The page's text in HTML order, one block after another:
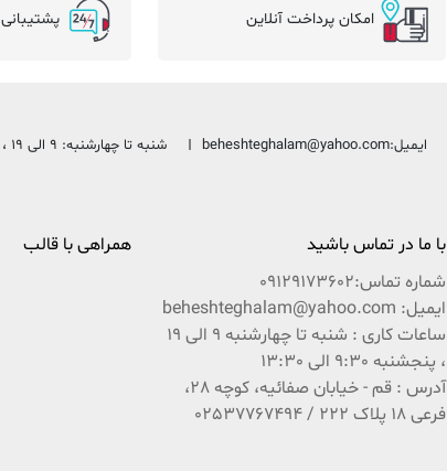
امکان پرداخت آنلاین پشتیبانی 9 الی 21
ایمیل:beheshteghalam@yahoo.com شنبه تا چهارشنبه: 9 الی 19 ، پنجشنبه 9:30 الی 13:30
با ما در تماس باشید
شماره تماس:09129173602
ایمیل: beheshteghalam@yahoo.com
ساعات کاری : شنبه تا چهارشنبه 9 الی 19
، پنجشنبه 9:30 الی 13:30
آدرس : قم - خیابان صفائیه، کوچه 28،
فرعی 18 پلاک 222 / 02537767494
همراهی با قالب